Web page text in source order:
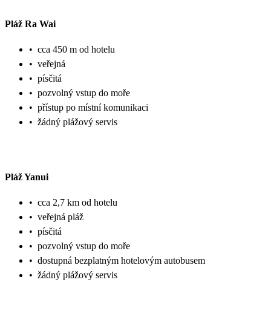
Pláž Ra Wai
• cca 450 m od hotelu
• veřejná
• písčitá
• pozvolný vstup do moře
• přístup po místní komunikaci
• žádný plážový servis
Pláž Yanui
• cca 2,7 km od hotelu
• veřejná pláž
• písčitá
• pozvolný vstup do moře
• dostupná bezplatným hotelovým autobusem
• žádný plážový servis